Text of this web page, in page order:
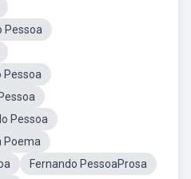
Pessoa
Pessoa
Pessoa
Poema
Fernando PessoaProsa